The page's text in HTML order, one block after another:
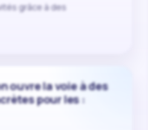
grâce à des
la voie à des
pour les :